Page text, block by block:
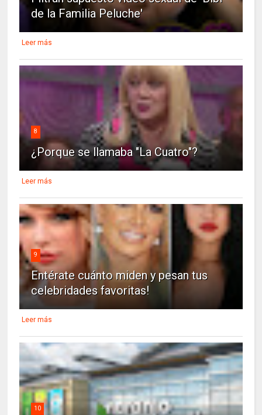
de la Familia Peluche'
Leer más
8
¿Porque se llamaba "La Cuatro"?
Leer más
9
Entérate cuánto miden y pesan tus
celebridades favoritas!
Leer más
10